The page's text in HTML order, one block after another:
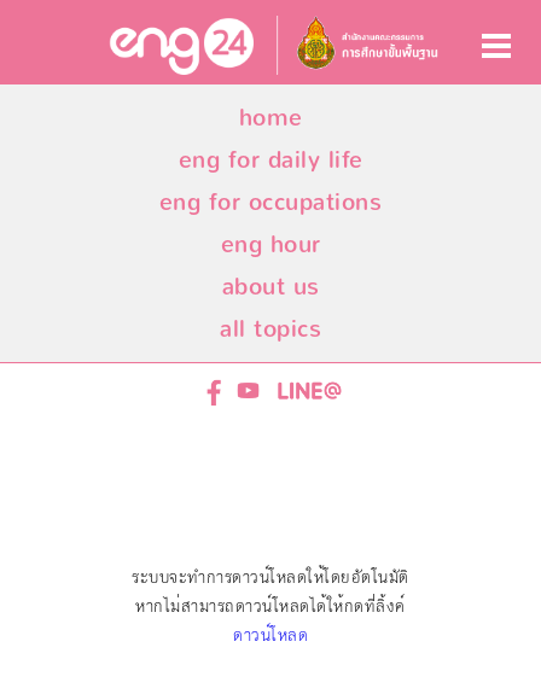
home
eng for daily life
eng for occupations
eng hour
about us
all topics
ระบบจะทำการดาวน์โหลดให้โดยอัตโนมัติ
หากไม่สามารถดาวน์โหลดได้ให้กดที่ลิ้งค์
ดาวน์โหลด